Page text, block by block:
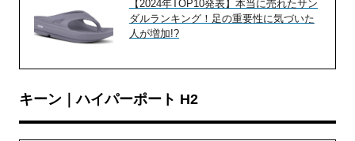
【2024年TOP10発表】本当に売れたサン
ダルランキング！足の重要性に気づいた
人が増加!?
キーン｜ハイパーポート H2